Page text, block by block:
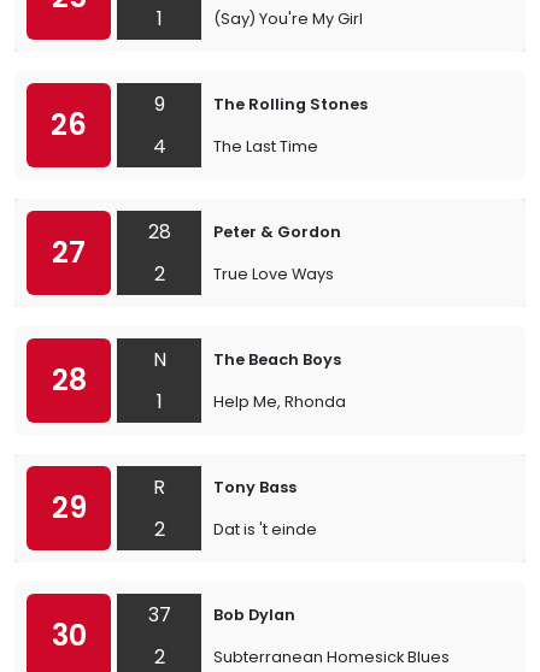
1 (Say) You're My Girl
26
9
4
The Rolling Stones
The Last Time
27
28
2
Peter & Gordon
True Love Ways
28
N
1
The Beach Boys
Help Me, Rhonda
29
R
2
Tony Bass
Dat is 't einde
30
37
2
Bob Dylan
Subterranean Homesick Blues